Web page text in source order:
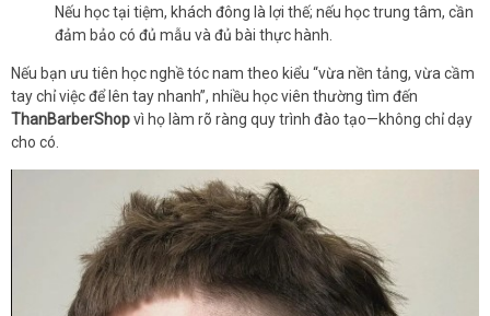
Nếu học tại tiệm, khách đông là lợi thế; nếu học trung tâm, cần
đảm bảo có đủ mẫu và đủ bài thực hành.
Nếu bạn ưu tiên học nghề tóc nam theo kiểu “vừa nền tảng, vừa cầm
tay chỉ việc để lên tay nhanh”, nhiều học viên thường tìm đến
ThanBarberShopvì họ làm rõ ràng quy trình đào tạo—không chỉ dạy
cho có.